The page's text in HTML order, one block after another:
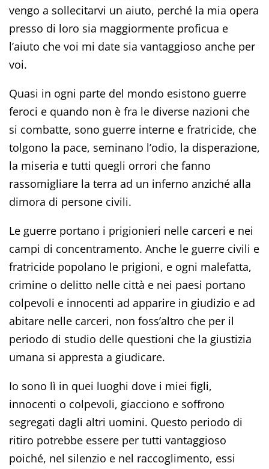
vengo a sollecitarvi un aiuto, perché la mia opera
presso di loro sia maggiormente proficua e
l’aiuto che voi mi date sia vantaggioso anche per
voi.
Quasi in ogni parte del mondo esistono guerre
feroci e quando non è fra le diverse nazioni che
si combatte, sono guerre interne e fratricide, che
tolgono la pace, seminano l’odio, la disperazione,
la miseria e tutti quegli orrori che fanno
rassomigliare la terra ad un inferno anziché alla
dimora di persone civili.
Le guerre portano i prigionieri nelle carceri e nei
campi di concentramento. Anche le guerre civili e
fratricide popolano le prigioni, e ogni malefatta,
crimine o delitto nelle città e nei paesi portano
colpevoli e innocenti ad apparire in giudizio e ad
abitare nelle carceri, non foss’altro che per il
periodo di studio delle questioni che la giustizia
umana si appresta a giudicare.
Io sono lì in quei luoghi dove i miei figli,
innocenti o colpevoli, giacciono e soffrono
segregati dagli altri uomini. Questo periodo di
ritiro potrebbe essere per tutti vantaggioso
poiché, nel silenzio e nel raccoglimento, essi